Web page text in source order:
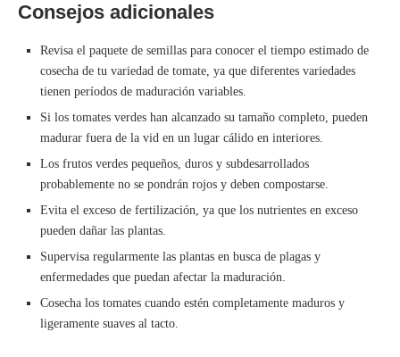
Consejos adicionales
Revisa el paquete de semillas para conocer el tiempo estimado de
cosecha de tu variedad de tomate, ya que diferentes variedades
tienen períodos de maduración variables.
Si los tomates verdes han alcanzado su tamaño completo, pueden
madurar fuera de la vid en un lugar cálido en interiores.
Los frutos verdes pequeños, duros y subdesarrollados
probablemente no se pondrán rojos y deben compostarse.
Evita el exceso de fertilización, ya que los nutrientes en exceso
pueden dañar las plantas.
Supervisa regularmente las plantas en busca de plagas y
enfermedades que puedan afectar la maduración.
Cosecha los tomates cuando estén completamente maduros y
ligeramente suaves al tacto.